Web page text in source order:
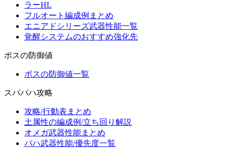
ラーHL
フルオート編成例まとめ
エニアドシリーズ武器性能一覧
覚醒システムのおすすめ強化先
ボスの防御値
ボスの防御値一覧
スパバハ攻略
攻略/行動表まとめ
土属性の編成例/立ち回り解説
オメガ武器性能まとめ
バハ武器性能/優先度一覧